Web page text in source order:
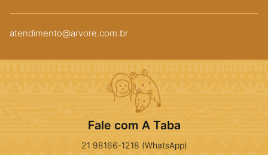
atendimento@arvore.com.br
Fale com A Taba
21 98166-1218 (WhatsApp)